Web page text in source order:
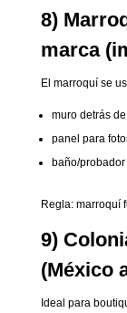
8)
marca
El marroquí se
muro detrás
panel para
baño/probador
Regla: marroquí
9)
(México
Ideal para